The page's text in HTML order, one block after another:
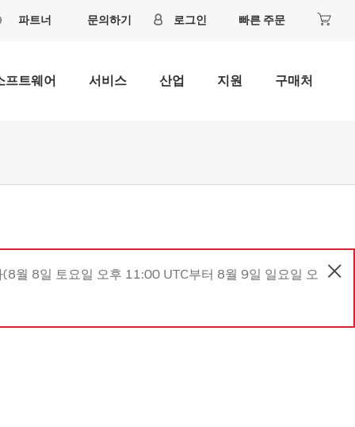
파트너 문의하기 로그인 빠른 주문
프트웨어 서비스 산업 지원 구매처
월 8일 토요일 오후 11:00 UTC부터 8월 9일 일요일 오